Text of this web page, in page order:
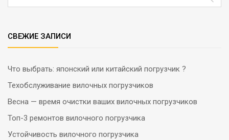
СВЕЖИЕ ЗАПИСИ
Что выбрать: японский или китайский погрузчик ?
Техобслуживание вилочных погрузчиков
Весна — время очистки ваших вилочных погрузчиков
Топ-3 ремонтов вилочного погрузчика
Устойчивость вилочного погрузчика